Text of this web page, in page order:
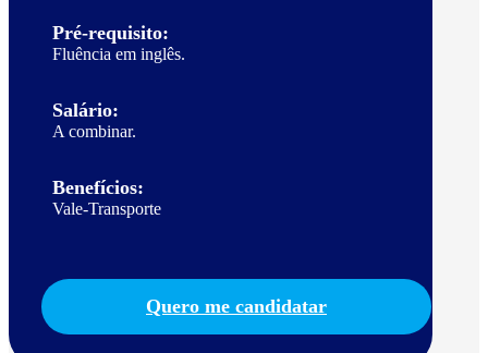
Pré-requisito:
Fluência em inglês.
Salário:
A combinar.
Benefícios:
Vale-Transporte
Quero me candidatar